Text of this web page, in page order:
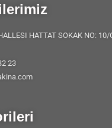
HATTAT SOKAK NO: 10/
23